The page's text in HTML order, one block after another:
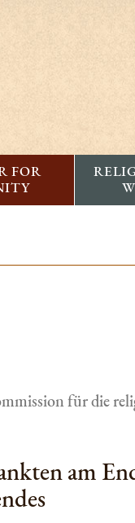
FOR
für die
am